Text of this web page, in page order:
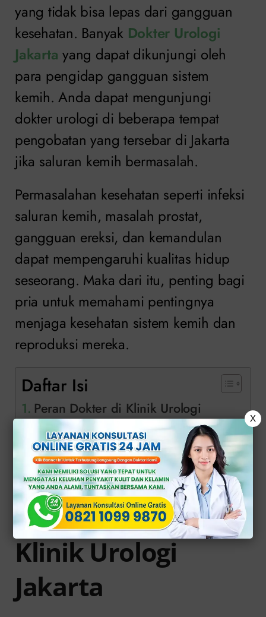
yang tidak bisa lepas dari gangguan
kesehatan. Banyak Dokter Urologi
Jakarta yang dapat dikunjungi oleh
para pengidap gangguan sistem
kemih. Anda dapat mengunjungi
dokter urologi di beberapa tempat
pengobatan yang tersebar di Jakarta
jika saluran kemih bermasalah.
Permasalahan kesehatan seperti infeksi
saluran kemih, masalah prostat,
gangguan ereksi, dan kemandulan
dapat mempengaruhi kualitas hidup
seseorang. Maka dari itu, penting bagi
pria untuk memahami pentingnya
menjaga kesehatan sistem kemih dan
reproduksi mereka.
Daftar Isi
Peran Dokter di Klinik Urologi
Jakarta
Konsultasi Online Gratis dengan
Dokter Klinik Apollo
Peran Dokter di
Klinik Urologi
Jakarta
X